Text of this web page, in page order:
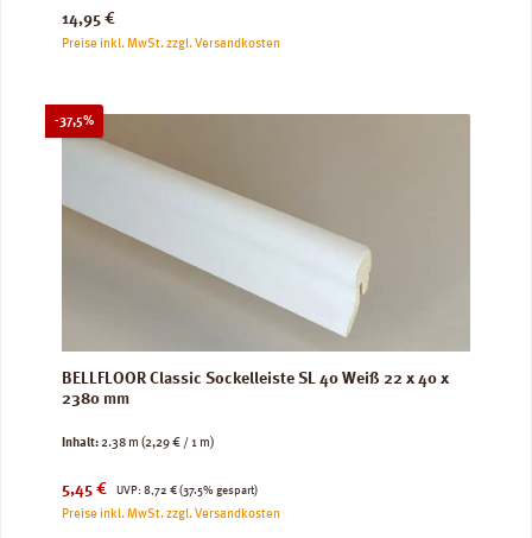
Regulärer Preis:
14,95 €
Preise inkl. MwSt. zzgl. Versandkosten
-37,5%Rabatt
BELLFLOOR Classic Sockelleiste SL 40 Weiß 22 x 40 x
2380 mm
Inhalt:2.38 m (2,29 € / 1 m)
Verkaufspreis:
5,45 € UVP:
Regulärer Preis:
8,72 € (37.5% gespart)
Preise inkl. MwSt. zzgl. Versandkosten